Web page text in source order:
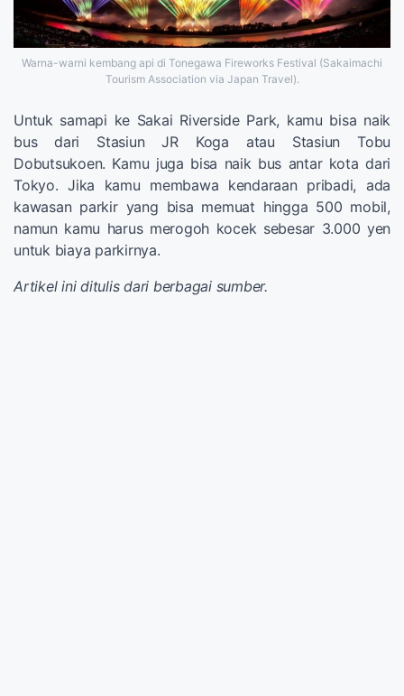
Warna-warni kembang api di Tonegawa Fireworks Festival (Sakaimachi
Tourism Association via Japan Travel).
Untuk samapi ke Sakai Riverside Park, kamu bisa naik
bus dari Stasiun JR Koga atau Stasiun Tobu
Dobutsukoen. Kamu juga bisa naik bus antar kota dari
Tokyo. Jika kamu membawa kendaraan pribadi, ada
kawasan parkir yang bisa memuat hingga 500 mobil,
namun kamu harus merogoh kocek sebesar 3.000 yen
untuk biaya parkirnya.
Artikel ini ditulis dari berbagai sumber.